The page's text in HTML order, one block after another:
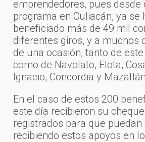
emprendedores, pues desde
programa en Culiacán, ya se
beneficiado más de 49 mil
diferentes giros, y a muchos
de una ocasión, tanto de
como de Navolato, Elota,
Ignacio, Concordia y
En el caso de estos 200
este día recibieron su
registrados para que
recibiendo estos apoyos en